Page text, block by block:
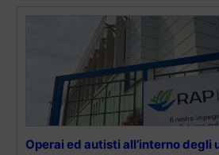
Operai ed autisti all’interno degli